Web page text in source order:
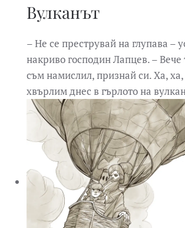
Вулканът
– Не се преструвай на глупава –
накриво господин Лапцев. – Вече
съм намислил, признай си. Ха,
хвърлим днес в гърлото на